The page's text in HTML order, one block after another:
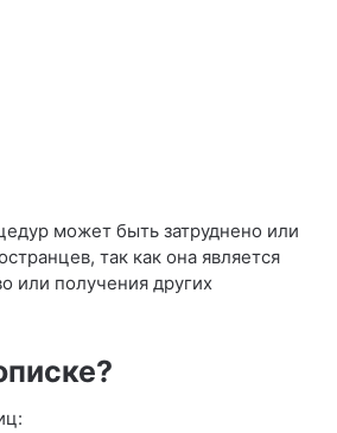
может быть затруднено или
так как она является
или получения других